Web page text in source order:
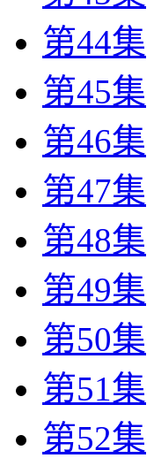
第44集
第45集
第46集
第47集
第48集
第49集
第50集
第51集
第52集